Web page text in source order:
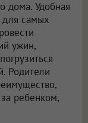
дома. Удобная
для самых
ужин,
Родители
ребенком,